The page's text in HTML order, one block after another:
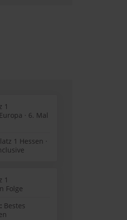
1
· 6. Mal
1 Hessen ·
1
Folge
Bestes